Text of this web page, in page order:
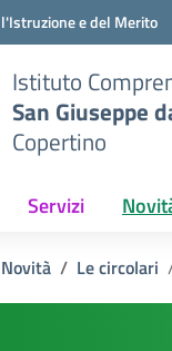
e del Merito
Istituto
San Giuseppe
Copertino
Servizi
Novità Le circolari